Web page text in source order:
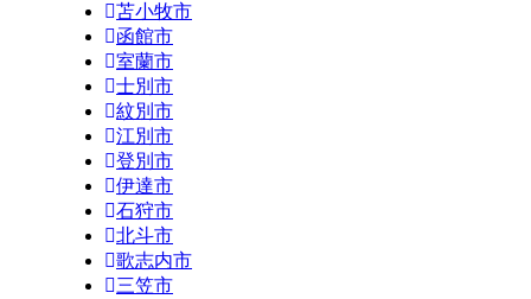
苫小牧市
函館市
室蘭市
士別市
紋別市
江別市
登別市
伊達市
石狩市
北斗市
歌志内市
三笠市